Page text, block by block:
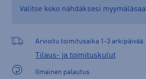
Valitse koko nähdäksesi
Arvioitu toimitusaika 1-3 arkipäivää.
Tilaus- ja toimituskulut
Ilmainen palautus